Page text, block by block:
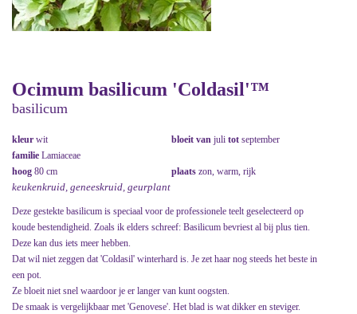
Ocimum basilicum 'Coldasil'™
basilicum
kleur wit bloeit van juli tot september
familie Lamiaceae
hoog 80 cm plaats zon, warm, rijk
keukenkruid, geneeskruid, geurplant
Deze gestekte basilicum is speciaal voor de professionele teelt geselecteerd op
koude bestendigheid. Zoals ik elders schreef: Basilicum bevriest al bij plus tien.
Deze kan dus iets meer hebben.
Dat wil niet zeggen dat 'Coldasil' winterhard is. Je zet haar nog steeds het beste in
een pot.
Ze bloeit niet snel waardoor je er langer van kunt oogsten.
De smaak is vergelijkbaar met 'Genovese'. Het blad is wat dikker en steviger.